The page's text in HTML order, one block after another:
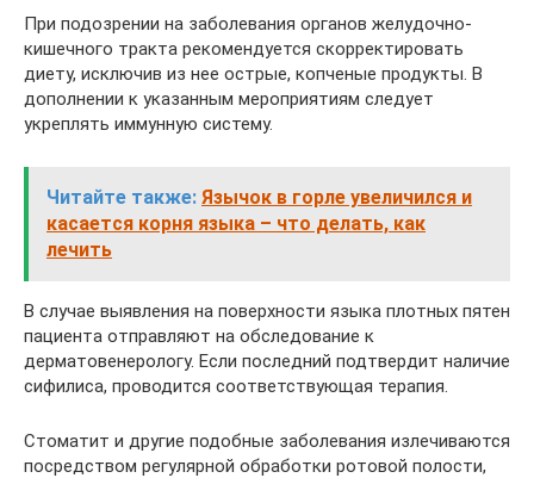
При подозрении на заболевания органов желудочно-
кишечного тракта рекомендуется скорректировать
диету, исключив из нее острые, копченые продукты. В
дополнении к указанным мероприятиям следует
укреплять иммунную систему.
Читайте также: Язычок в горле увеличился и
касается корня языка – что делать, как
лечить
В случае выявления на поверхности языка плотных пятен
пациента отправляют на обследование к
дерматовенерологу. Если последний подтвердит наличие
сифилиса, проводится соответствующая терапия.
Стоматит и другие подобные заболевания излечиваются
посредством регулярной обработки ротовой полости,